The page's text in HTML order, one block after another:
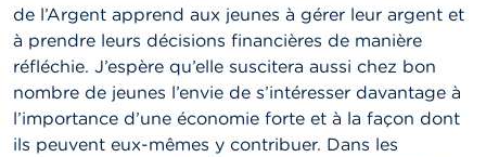
de l’Argent apprend aux jeunes à gérer leur argent et
à prendre leurs décisions financières de manière
réfléchie. J’espère qu’elle suscitera aussi chez bon
nombre de jeunes l’envie de s’intéresser davantage à
l’importance d’une économie forte et à la façon dont
ils peuvent eux-mêmes y contribuer. Dans les